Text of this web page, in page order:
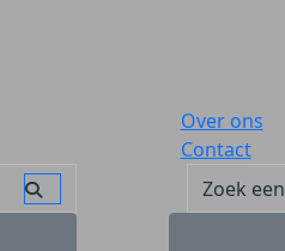
Over ons
Contact